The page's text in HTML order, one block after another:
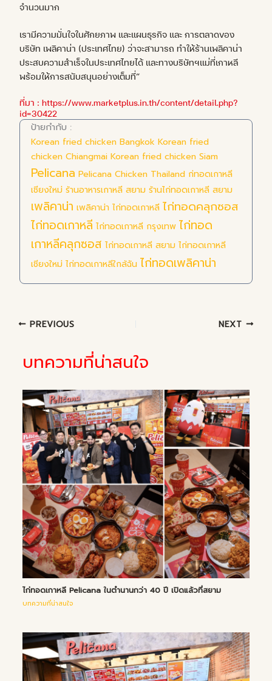
จำนวนมาก
เรามีความมั่นใจในศักยภาพ และแผนธุรกิจ และ การตลาดของ
บริษัท เพลิคาน่า (ประเทศไทย) ว่าจะสามารถ ทำให้ร้านเพลิคาน่า
ประสบความสำเร็จในประเทศไทยได้ และทางบริษัทฯแม่ที่เกาหลี
พร้อมให้การสนับสนุนอย่างเต็มที่”
ที่มา : https://www.marketplus.in.th/content/detail.php?
id=30422
ป้ายกำกับ :
Korean fried chicken Bangkok Korean fried
chicken Chiangmai Korean fried chicken Siam
Pelicana Pelicana Chicken Thailand ก่ทอดเกาหลี
เชียงใหม่ ร้านอาหารเกาหลี สยาม ร้านไก่ทอดเกาหลี สยาม
เพลิคาน่า เพลิคาน่า ไก่ทอดเกาหลี ไก่ทอดคลุกซอส
ไก่ทอดเกาหลี ไก่ทอดเกาหลี กรุงเทพ ไก่ทอด
เกาหลีคลุกซอส ไก่ทอดเกาหลี สยาม ไก่ทอดเกาหลี
เชียงใหม่ ไก่ทอดเกาหลีใกล้ฉัน ไก่ทอดเพลิคาน่า
PREVIOUS NEXT
บทความที่น่าสนใจ
ไก่ทอดเกาหลี Pelicana ในตำนานกว่า 40 ปี เปิดแล้วที่สยาม
บทความที่น่าสนใจ